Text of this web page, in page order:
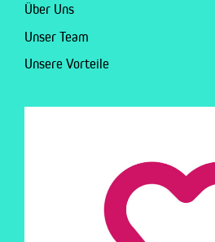
Über Uns
Unser Team
Unsere Vorteile